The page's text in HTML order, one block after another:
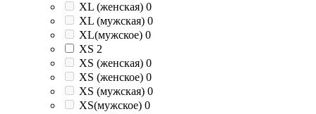
XL (женская) 0
XL (мужская) 0
XL(мужское) 0
XS 2
XS (женская) 0
XS (женское) 0
XS (мужская) 0
XS(мужское) 0